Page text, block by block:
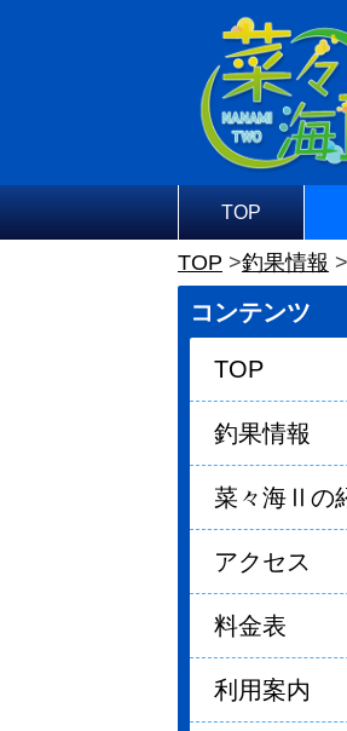
TOP
TOP 釣果情報
コンテンツ
TOP
釣果情報
菜々海Ⅱの
アクセス
料金表
利用案内